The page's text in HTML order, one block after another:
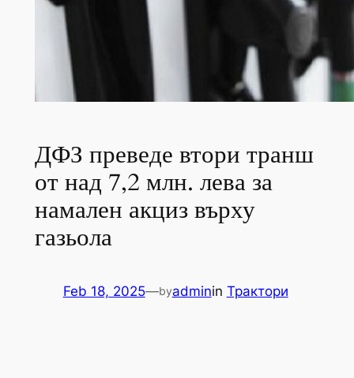
ДФЗ преведе втори транш
от над 7,2 млн. лева за
намален акциз върху
газьола
Feb 18, 2025—byadminin Трактори